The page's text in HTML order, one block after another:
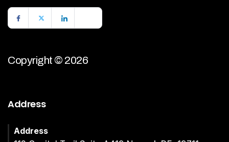
Copyright © 2026
Address
Address